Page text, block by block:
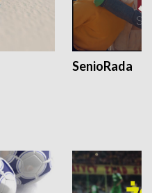
SenioRada